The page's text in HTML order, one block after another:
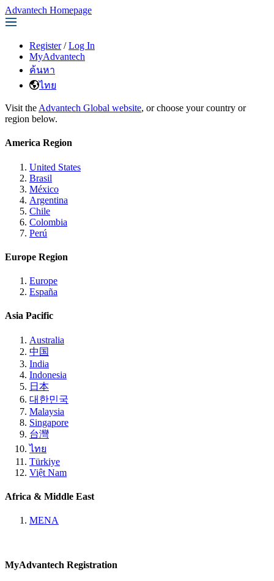
Advantech Homepage
Register / Log In
MyAdvantech
ค้นหา
ไทย
Visit the Advantech Global website, or choose your country or
region below.
America Region
United States
Brasil
México
Argentina
Chile
Colombia
Perú
Europe Region
Europe
España
Asia Pacific
Australia
中国
India
Indonesia
日本
대한민국
Malaysia
Singapore
台灣
ไทย
Türkiye
Việt Nam
Africa & Middle East
MENA
MyAdvantech Registration